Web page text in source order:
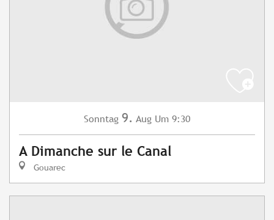
Sonntag 9. Aug Um 9:30
A Dimanche sur le Canal
Gouarec